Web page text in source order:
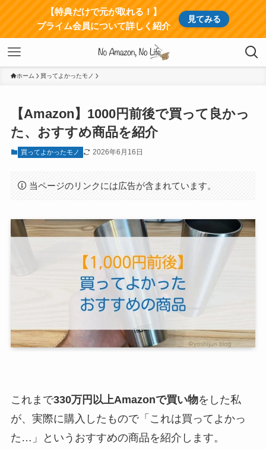
【特典だけで元が取れる！】
プライム会員について詳しく紹介
見てみる
ホーム 買ってよかったモノ
【Amazon】1000円前後で買って良かっ
た、おすすめ商品を紹介
買ってよかったモノ 2026年6月16日
当ページのリンクには広告が含まれています。
これまで330万円以上Amazonで買い物をした私
が、実際に購入したもので「これは買ってよかっ
た…」というおすすめの商品を紹介します。